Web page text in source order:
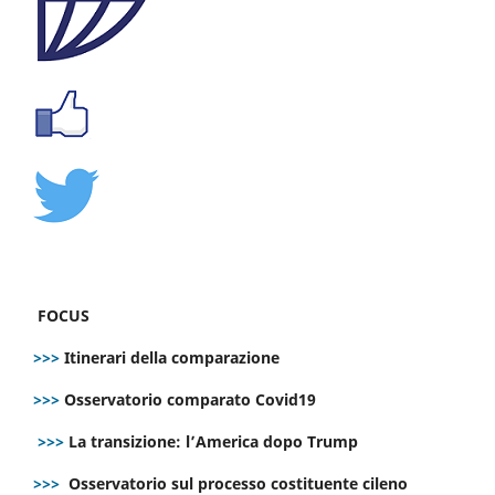
FOCUS
>>> Itinerari della comparazione
>>> Osservatorio comparato Covid19
>>> La transizione: l’America dopo Trump
>>> Osservatorio sul processo costituente cileno